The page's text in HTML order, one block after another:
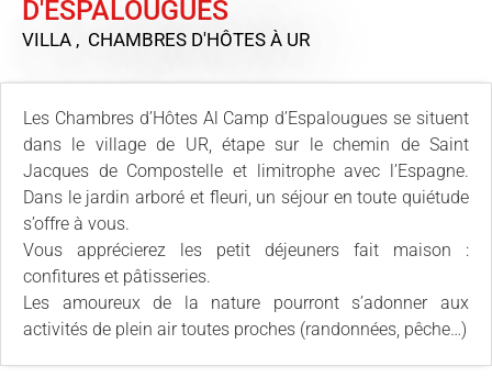
D'ESPALOUGUES
VILLA , CHAMBRES D'HÔTES À UR
Les Chambres d’Hôtes Al Camp d’Espalougues se situent
dans le village de UR, étape sur le chemin de Saint
Jacques de Compostelle et limitrophe avec l’Espagne.
Dans le jardin arboré et fleuri, un séjour en toute quiétude
s’offre à vous.
Vous apprécierez les petit déjeuners fait maison :
confitures et pâtisseries.
Les amoureux de la nature pourront s’adonner aux
activités de plein air toutes proches (randonnées, pêche…)